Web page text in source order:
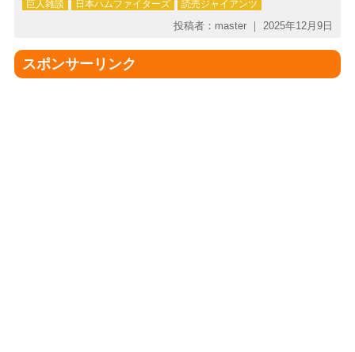
巨人雑談 日本ハムファイターズ 読売ジャイアンツ
投稿者：master ｜ 2025年12月9日
スポンサーリンク